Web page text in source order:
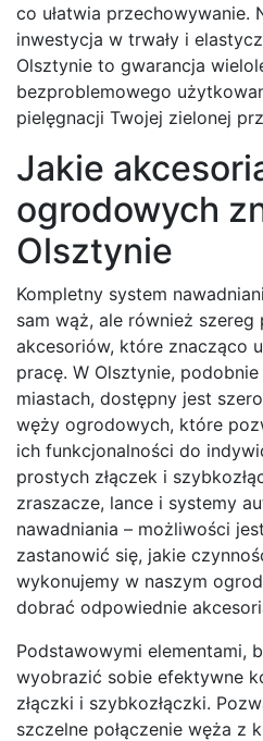
co ułatwia przechowywanie.
inwestycja w trwały i
Olsztynie to gwarancja
bezproblemowego
pielęgnacji Twojej zielonej
Jakie
ogrodowych
Olsztynie
Kompletny system
sam wąż, ale również
akcesoriów, które znacząco
pracę. W Olsztynie,
miastach, dostępny jest
węży ogrodowych, które
ich funkcjonalności do
prostych złączek i
zraszacze, lance i systemy
nawadniania – możliwości
zastanowić się, jakie
wykonujemy w naszym
dobrać odpowiednie
Podstawowymi elementami,
wyobrazić sobie efektywne
złączki i szybkozłączki.
szczelne połączenie węża z